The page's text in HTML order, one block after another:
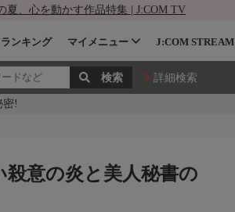
夏、心を動かす作品特集 | J:COM TV
ランキング マイメニュー J:COM STREAM
詳細検索
密!
殺意の炎と美人秘書の